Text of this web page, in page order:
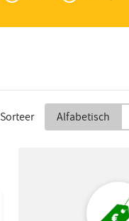
Sorteer Alfabetisch